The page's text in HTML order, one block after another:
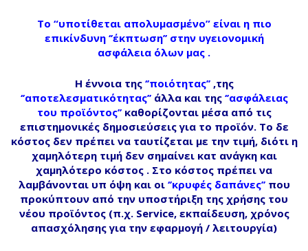
Το “υποτίθεται απολυμασμένο” είναι η πιο
επικίνδυνη ‘’έκπτωση’’ στην υγειονομική
ασφάλεια όλων μας .
Η έννοια της ‘’ποιότητας’’,της
‘’αποτελεσματικότητας’’άλλα και της ‘’ασφάλειας
του προϊόντος’’καθορίζονται μέσα από τις
επιστημονικές δημοσιεύσεις για το προϊόν. Το δε
κόστος δεν πρέπει να ταυτίζεται με την τιμή, διότι η
χαμηλότερη τιμή δεν σημαίνει κατ ανάγκη και
χαμηλότερο κόστος . Στο κόστος πρέπει να
λαμβάνονται υπ όψη και οι ‘’κρυφές δαπάνες’’που
προκύπτουν από την υποστήριξη της χρήσης του
νέου προϊόντος (π.χ. Service, εκπαίδευση, χρόνος
απασχόλησης για την εφαρμογή / λειτουργία)